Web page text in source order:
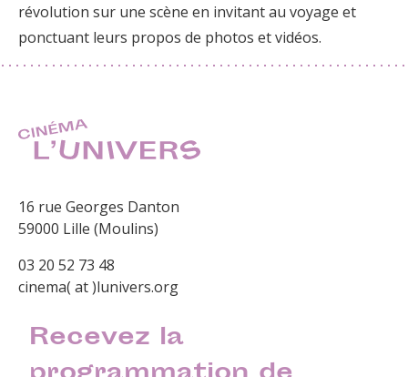
révolution sur une scène en invitant au voyage et
ponctuant leurs propos de photos et vidéos.
16 rue Georges Danton
59000 Lille (Moulins)
03 20 52 73 48
cinema( at )lunivers.org
Recevez la